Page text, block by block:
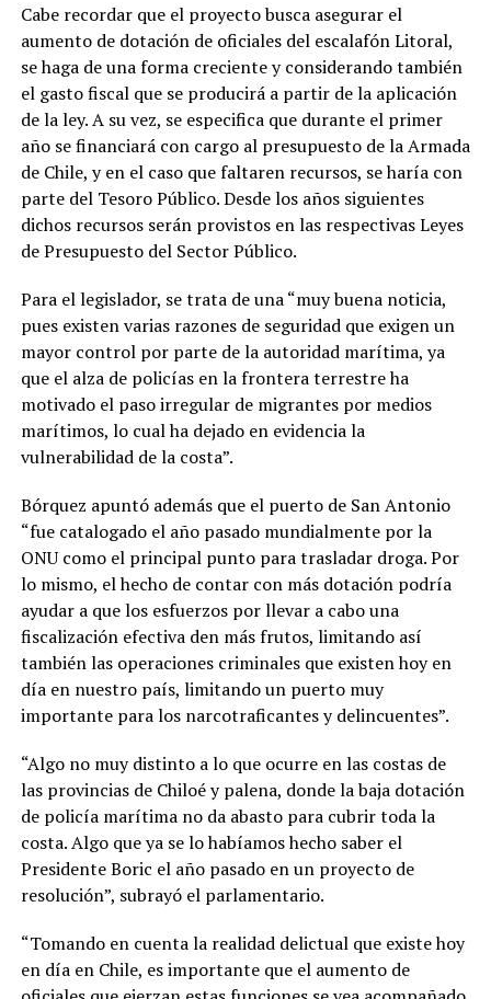
Cabe recordar que el proyecto busca asegurar el
aumento de dotación de oficiales del escalafón Litoral,
se haga de una forma creciente y considerando también
el gasto fiscal que se producirá a partir de la aplicación
de la ley. A su vez, se especifica que durante el primer
año se financiará con cargo al presupuesto de la Armada
de Chile, y en el caso que faltaren recursos, se haría con
parte del Tesoro Público. Desde los años siguientes
dichos recursos serán provistos en las respectivas Leyes
de Presupuesto del Sector Público.
Para el legislador, se trata de una “muy buena noticia,
pues existen varias razones de seguridad que exigen un
mayor control por parte de la autoridad marítima, ya
que el alza de policías en la frontera terrestre ha
motivado el paso irregular de migrantes por medios
marítimos, lo cual ha dejado en evidencia la
vulnerabilidad de la costa”.
Bórquez apuntó además que el puerto de San Antonio
“fue catalogado el año pasado mundialmente por la
ONU como el principal punto para trasladar droga. Por
lo mismo, el hecho de contar con más dotación podría
ayudar a que los esfuerzos por llevar a cabo una
fiscalización efectiva den más frutos, limitando así
también las operaciones criminales que existen hoy en
día en nuestro país, limitando un puerto muy
importante para los narcotraficantes y delincuentes”.
“Algo no muy distinto a lo que ocurre en las costas de
las provincias de Chiloé y palena, donde la baja dotación
de policía marítima no da abasto para cubrir toda la
costa. Algo que ya se lo habíamos hecho saber el
Presidente Boric el año pasado en un proyecto de
resolución”, subrayó el parlamentario.
“Tomando en cuenta la realidad delictual que existe hoy
en día en Chile, es importante que el aumento de